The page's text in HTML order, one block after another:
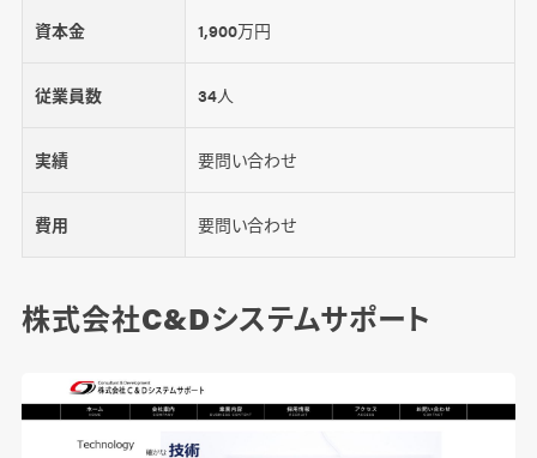
資本金 1,900万円
従業員数 34人
実績 要問い合わせ
費用 要問い合わせ
株式会社C&Dシステムサポート